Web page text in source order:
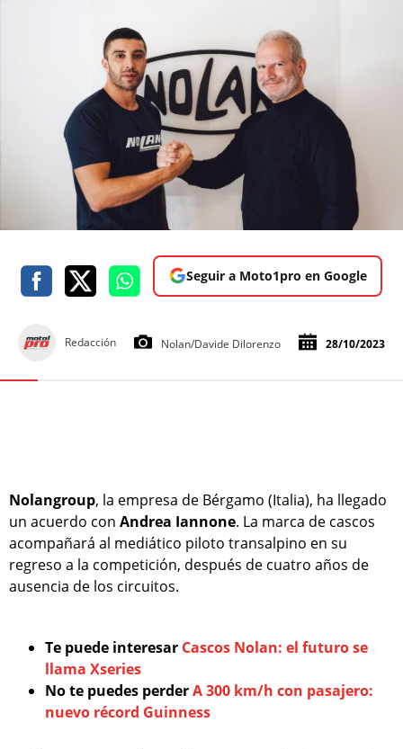
Seguir a Moto1pro en Google
Redacción Nolan/Davide Dilorenzo 28/10/2023
Nolangroup, la empresa de Bérgamo (Italia), ha llegado
un acuerdo con Andrea Iannone. La marca de cascos
acompañará al mediático piloto transalpino en su
regreso a la competición, después de cuatro años de
ausencia de los circuitos.
Te puede interesar Cascos Nolan: el futuro se
llama Xseries
No te puedes perderA 300 km/h con pasajero:
nuevo récord Guinness